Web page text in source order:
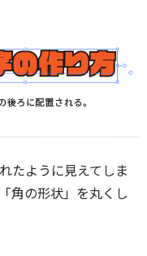
たように見えてしま
角の形状」を丸くし